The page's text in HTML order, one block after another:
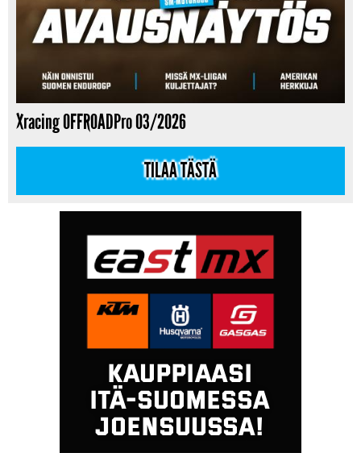
Xracing OFFROADPro 03/2026
TILAA TÄSTÄ